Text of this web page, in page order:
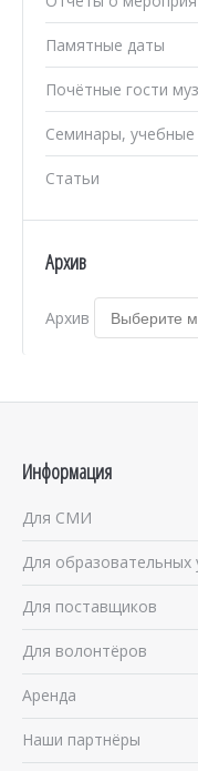
Памятные даты
Почётные гости
Семинары,
Статьи
Архив
Архив
Информация
Для СМИ
Для образовательных
Для поставщиков
Для волонтёров
Аренда
Наши партнёры